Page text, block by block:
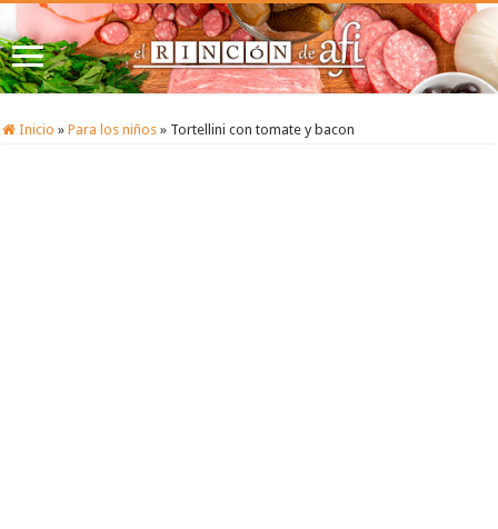
Inicio » Para los niños » Tortellini con tomate y bacon